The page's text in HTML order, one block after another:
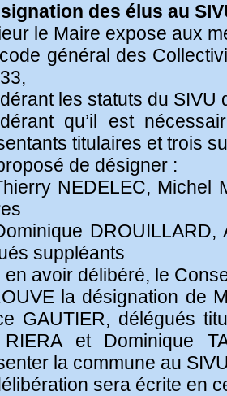
des élus au
le Maire expose aux
général des
les statuts du SIVU
qu’il est
titulaires et trois
de désigner :
NEDELEC, Michel
DROUILLARD,
suppléants
en avoir délibéré, le
la désignation de
GAUTIER, délégués
et Dominique
la commune au
sera écrite en